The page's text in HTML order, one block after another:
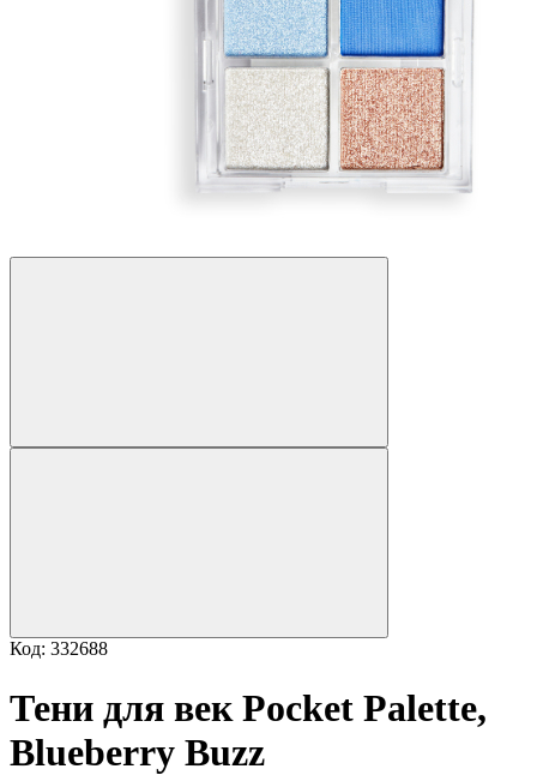
Код: 332688
Тени для век Pocket Palette,
Blueberry Buzz